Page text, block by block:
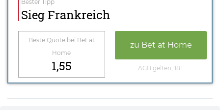
Bester Tipp
Sieg Frankreich
Beste Quote bei Bet at
Home
1,55
zu Bet at Home
AGB gelten, 18+